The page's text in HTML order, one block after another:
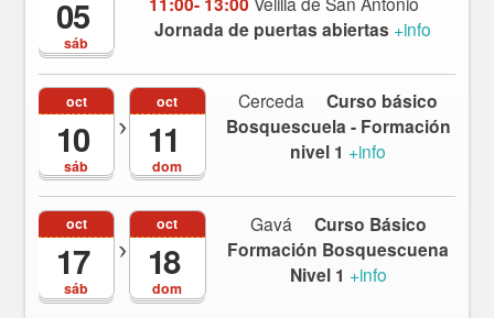
sáb
05 Jornada de puertas abiertas +info
sáb
oct
10
dom
oct
11
Cerceda
Curso básico
Bosquescuela - Formación
nivel 1 +info
sáb
oct
17
dom
oct
18
Gavá
Curso Básico
Formación Bosquescuena
Nivel 1 +info